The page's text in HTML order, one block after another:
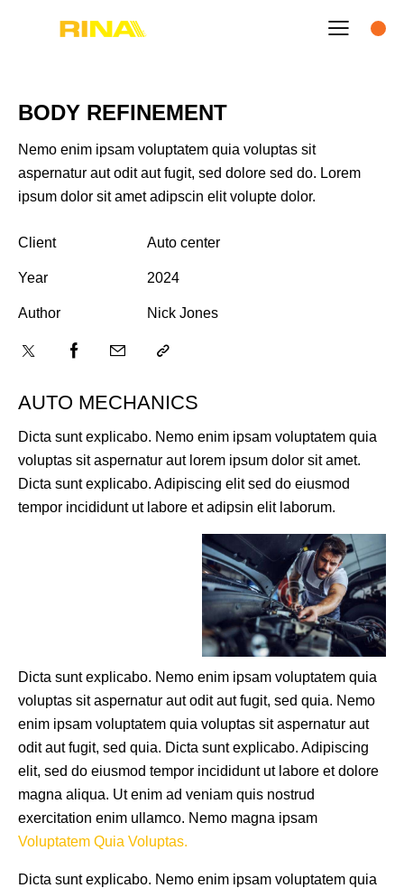
BODY REFINEMENT
Nemo enim ipsam voluptatem quia voluptas sit
aspernatur aut odit aut fugit, sed dolore sed do. Lorem
ipsum dolor sit amet adipscin elit volupte dolor.
Client Auto center
Year 2024
Author Nick Jones
AUTO MECHANICS
Dicta sunt explicabo. Nemo enim ipsam voluptatem quia
voluptas sit aspernatur aut lorem ipsum dolor sit amet.
Dicta sunt explicabo. Adipiscing elit sed do eiusmod
tempor incididunt ut labore et adipsin elit laborum.
Dicta sunt explicabo. Nemo enim ipsam voluptatem quia
voluptas sit aspernatur aut odit aut fugit, sed quia. Nemo
enim ipsam voluptatem quia voluptas sit aspernatur aut
odit aut fugit, sed quia. Dicta sunt explicabo. Adipiscing
elit, sed do eiusmod tempor incididunt ut labore et dolore
magna aliqua. Ut enim ad veniam quis nostrud
exercitation enim ullamco. Nemo magna ipsam
Voluptatem Quia Voluptas.
Dicta sunt explicabo. Nemo enim ipsam voluptatem quia